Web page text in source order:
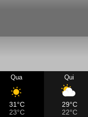
Qua
31°C
23°C
Qui
29°C
22°C